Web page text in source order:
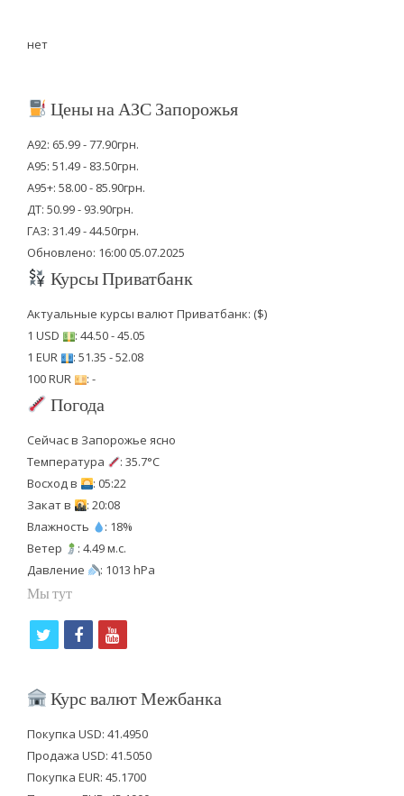
нет
Цены на АЗС Запорожья
А92: 65.99 - 77.90грн.
А95: 51.49 - 83.50грн.
А95+: 58.00 - 85.90грн.
ДТ: 50.99 - 93.90грн.
ГАЗ: 31.49 - 44.50грн.
Обновлено: 16:00 05.07.2025
Курсы Приватбанк
Актуальные курсы валют Приватбанк: ($)
1 USD
: 44.50 - 45.05
1 EUR
: 51.35 - 52.08
100 RUR
: -
Погода
Сейчас в Запорожье ясно
Температура
: 35.7°C
Восход в
: 05:22
Закат в
: 20:08
Влажность
: 18%
Ветер
: 4.49 м.с.
Давление
: 1013 hPa
Мы тут
i
t
e
f
c
b
o
y
u
u
b
Курс валют Межбанка
Покупка USD: 41.4950
Продажа USD: 41.5050
Покупка EUR: 45.1700